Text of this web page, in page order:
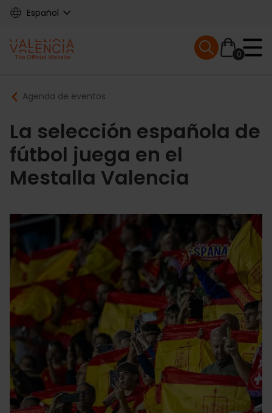
Skip
content
Español
Main
navigation
0
Mobile menu
Breadcrumb
Agenda de eventos
La selección española de
fútbol juega en el
Mestalla Valencia